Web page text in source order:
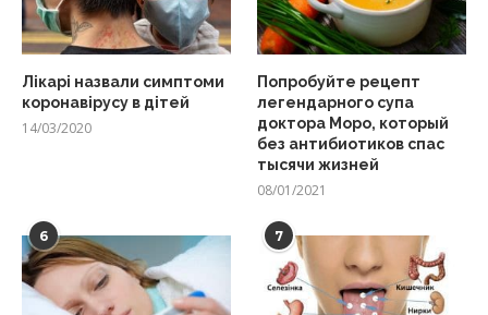
Лікарі назвали симптоми
коронавірусу в дітей
14/03/2020
Попробуйте рецепт
легендарного супа
доктора Моро, который
без антибиотиков спас
тысячи жизней
08/01/2021
6 7